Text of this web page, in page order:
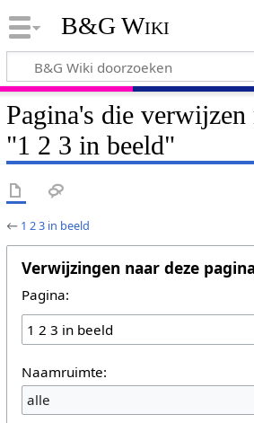
B&G Wiki
Pagina's die verwijzen
"1 2 3 in beeld"
← 1 2 3 in beeld
Verwijzingen naar deze
Pagina:
Naamruimte:
alle